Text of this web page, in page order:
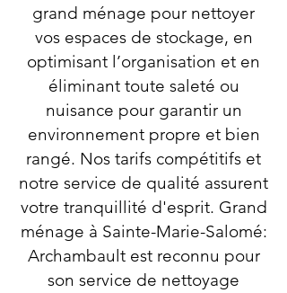
grand ménage pour nettoyer
vos espaces de stockage, en
optimisant l’organisation et en
éliminant toute saleté ou
nuisance pour garantir un
environnement propre et bien
rangé. Nos tarifs compétitifs et
notre service de qualité assurent
votre tranquillité d'esprit. Grand
ménage à Sainte-Marie-Salomé:
Archambault est reconnu pour
son service de nettoyage